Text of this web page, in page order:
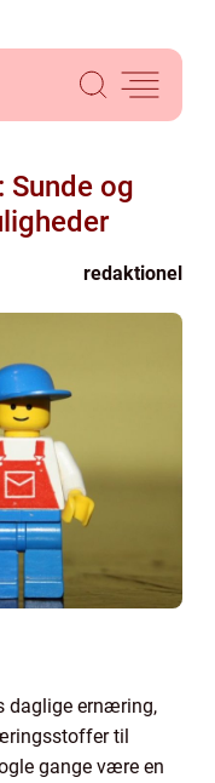
og
redaktionel
daglige ernæring,
til
gange være en